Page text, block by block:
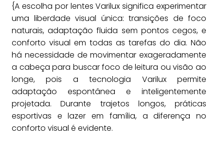
{A escolha por lentes Varilux significa experimentar
uma liberdade visual única: transições de foco
naturais, adaptação fluida sem pontos cegos, e
conforto visual em todas as tarefas do dia. Não
há necessidade de movimentar exageradamente
a cabeça para buscar foco de leitura ou visão ao
longe, pois a tecnologia Varilux permite
adaptação espontânea e inteligentemente
projetada. Durante trajetos longos, práticas
esportivas e lazer em família, a diferença no
conforto visual é evidente.